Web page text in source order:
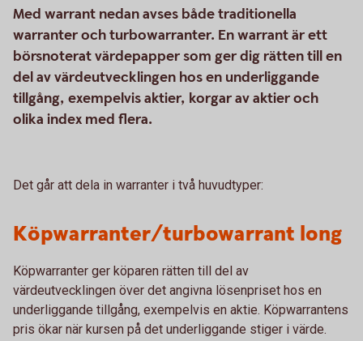
Med warrant nedan avses både traditionella
warranter och turbowarranter. En warrant är ett
börsnoterat värdepapper som ger dig rätten till en
del av värdeutvecklingen hos en underliggande
tillgång, exempelvis aktier, korgar av aktier och
olika index med flera.
Det går att dela in warranter i två huvudtyper:
Köpwarranter/turbowarrant long
Köpwarranter ger köparen rätten till del av
värdeutvecklingen över det angivna lösenpriset hos en
underliggande tillgång, exempelvis en aktie. Köpwarrantens
pris ökar när kursen på det underliggande stiger i värde.